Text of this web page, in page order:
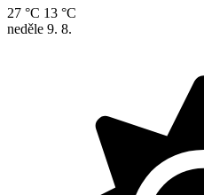
27 °C 13 °C
neděle 9. 8.